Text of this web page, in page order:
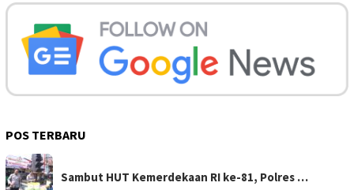
POS TERBARU
Sambut HUT Kemerdekaan RI ke-81, Polres …